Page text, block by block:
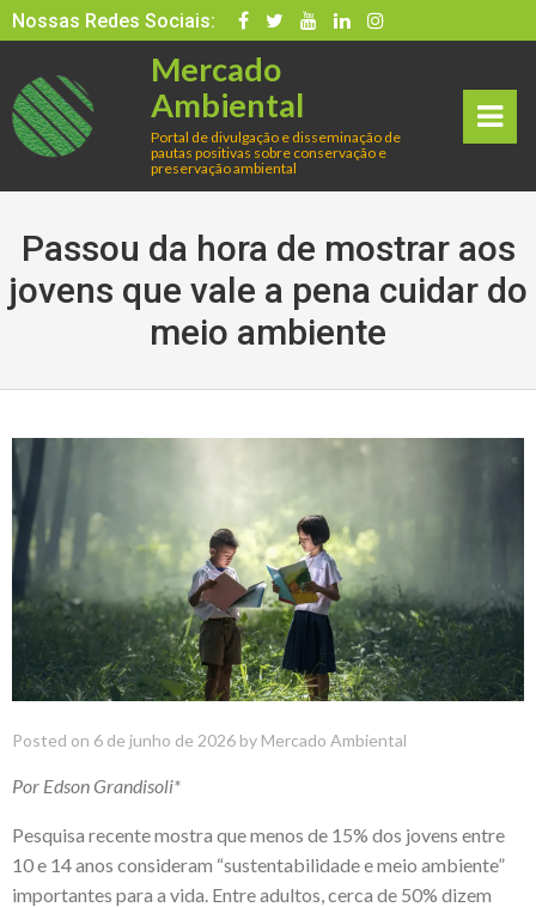
Skip
to
content
Nossas Redes Sociais:
Mercado
Ambiental
Portal de divulgação e disseminação de
pautas positivas sobre conservação e
preservação ambiental
Men
Passou da hora de mostrar aos
jovens que vale a pena cuidar do
meio ambiente
Posted on 6 de junho de 2026 by Mercado Ambiental
Por Edson Grandisoli*
Pesquisa recente mostra que menos de 15% dos jovens entre
10 e 14 anos consideram “sustentabilidade e meio ambiente”
importantes para a vida. Entre adultos, cerca de 50% dizem